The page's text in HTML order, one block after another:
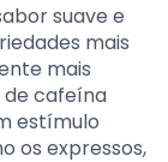
suave e
mais
mais
de cafeína
estímulo
os expressos,